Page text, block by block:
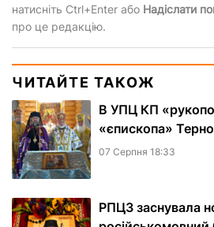
натисніть Ctrl+Enter або Надіслати
про це редакцію.
ЧИТАЙТЕ ТАКОЖ
В УПЦ КП
«єпископа»
07 Серпня 18:33
РПЦЗ заснувала